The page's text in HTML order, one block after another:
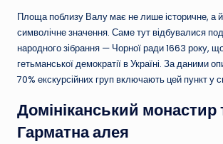
Площа поблизу Валу має не лише історичне, а
символічне значення. Саме тут відбувалися
народного зібрання — Чорної ради 1663 року,
гетьманської демократії в Україні. За даними
70% екскурсійних груп включають цей пункт у
Домініканський монастир
Гарматна алея